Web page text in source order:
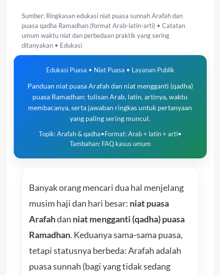
Sumber: Ringkasan edukasi niat puasa sunnah Arafah dan
puasa qadha Ramadhan (format Arab-latin-arti) • Catatan
umum waktu niat dan perbedaan praktik yang sering
ditanyakan • Edukasi
Edukasi Puasa • Niat Puasa • Layanan Publik
Panduan niat puasa Arafah dan niat mengganti (qadha)
puasa Ramadhan: tulisan Arab, latin, artinya, waktu
membacanya, serta jawaban ringkas untuk pertanyaan
yang paling sering muncul.
Topik: Arafah & qadha•Format: Arab + latin + arti•
Tambahan: FAQ kasus umum
Banyak orang mencari dua hal menjelang
musim haji dan hari besar: niat puasa
Arafahdan niat mengganti (qadha) puasa
Ramadhan. Keduanya sama-sama puasa,
tetapi statusnya berbeda: Arafah adalah
puasa sunnah (bagi yang tidak sedang